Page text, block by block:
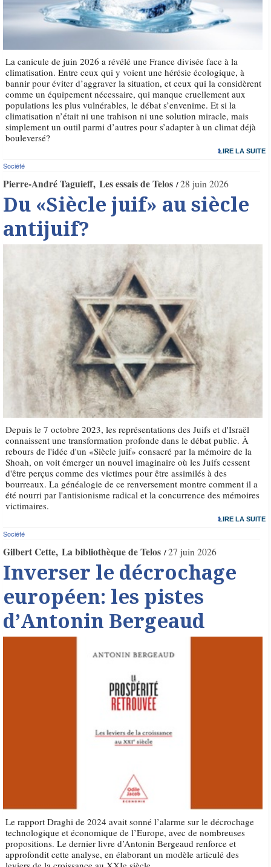
La canicule de juin 2026 a révélé une France divisée face à la
climatisation. Entre ceux qui y voient une hérésie écologique, à
bannir pour éviter d’aggraver la situation, et ceux qui la considèrent
comme un équipement nécessaire, qui manque cruellement aux
populations les plus vulnérables, le débat s’envenime. Et si la
climatisation n’était ni une trahison ni une solution miracle, mais
simplement un outil parmi d’autres pour s’adapter à un climat déjà
bouleversé?
LIRE LA SUITE
Société
Pierre-André Taguieff Les essais de Telos 28 juin 2026
Du «Siècle juif» au siècle
antijuif?
Depuis le 7 octobre 2023, les représentations des Juifs et d'Israël
connaissent une transformation profonde dans le débat public. À
rebours de l'idée d'un «Siècle juif» consacré par la mémoire de la
Shoah, on voit émerger un nouvel imaginaire où les Juifs cessent
d'être perçus comme des victimes pour être assimilés à des
bourreaux. La généalogie de ce renversement montre comment il a
été nourri par l'antisionisme radical et la concurrence des mémoires
victimaires.
LIRE LA SUITE
Société
Gilbert Cette La bibliothèque de Telos 27 juin 2026
Inverser le décrochage
européen: les pistes
d’Antonin Bergeaud
Le rapport Draghi de 2024 avait sonné l’alarme sur le décrochage
technologique et économique de l’Europe, avec de nombreuses
propositions. Le dernier livre d’Antonin Bergeaud renforce et
approfondit cette analyse, en élaborant un modèle articulé des